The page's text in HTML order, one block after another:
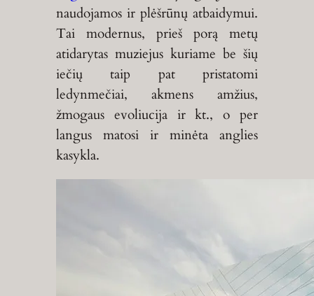
naudojamos ir plėšrūnų atbaidymui.
Tai modernus, prieš porą metų
atidarytas muziejus kuriame be šių
iečių taip pat pristatomi
ledynmečiai, akmens amžius,
žmogaus evoliucija ir kt., o per
langus matosi ir minėta anglies
kasykla.